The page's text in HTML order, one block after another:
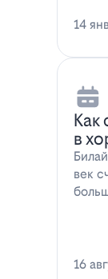
14
Как
в
век
16